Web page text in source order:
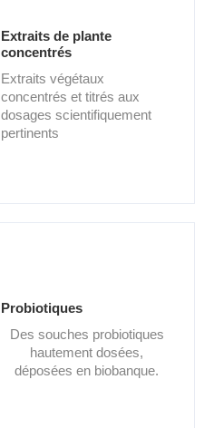
Extraits de plante
concentrés
Extraits végétaux
concentrés et titrés aux
dosages scientifiquement
pertinents
Probiotiques
Des souches probiotiques
hautement dosées,
déposées en biobanque.